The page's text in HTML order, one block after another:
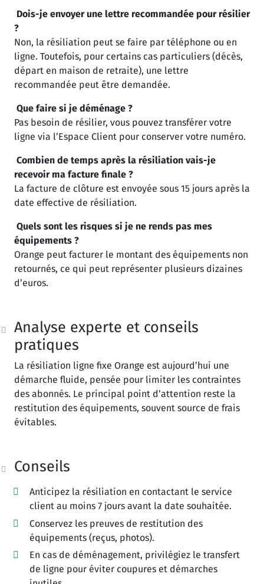
Dois-je envoyer une lettre recommandée pour résilier
?
Non, la résiliation peut se faire par téléphone ou en
ligne. Toutefois, pour certains cas particuliers (décès,
départ en maison de retraite), une lettre
recommandée peut être demandée.
Que faire si je déménage ?
Pas besoin de résilier, vous pouvez transférer votre
ligne via l’Espace Client pour conserver votre numéro.
Combien de temps après la résiliation vais-je
recevoir ma facture finale ?
La facture de clôture est envoyée sous 15 jours après la
date effective de résiliation.
Quels sont les risques si je ne rends pas mes
équipements ?
Orange peut facturer le montant des équipements non
retournés, ce qui peut représenter plusieurs dizaines
d’euros.
Analyse experte et conseils
pratiques
La résiliation ligne fixe Orange est aujourd’hui une
démarche fluide, pensée pour limiter les contraintes
des abonnés. Le principal point d’attention reste la
restitution des équipements, souvent source de frais
évitables.
Conseils
Anticipez la résiliation en contactant le service
client au moins 7 jours avant la date souhaitée.
Conservez les preuves de restitution des
équipements (reçus, photos).
En cas de déménagement, privilégiez le transfert
de ligne pour éviter coupures et démarches